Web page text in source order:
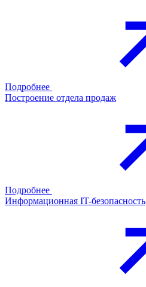
Подробнее
Построение отдела продаж
Подробнее
Информационная IT-безопасность